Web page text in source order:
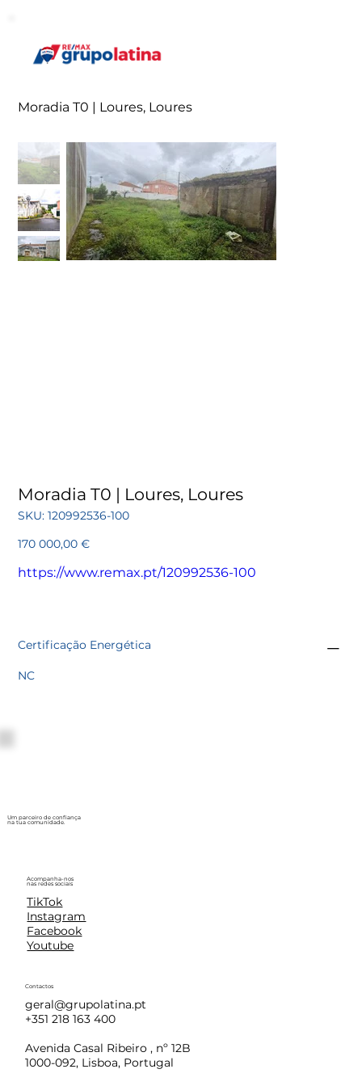
Moradia T0 | Loures, Loures
Moradia T0 | Loures, Loures
SKU: SKU
120992536-
120992536-100
Preço
170 000,00 €
https://www.remax.pt/120992536-100
Certificação Energética
NC
Um parceiro de confiança
na tua comunidade.
Acompanha-nos
nas redes sociais
TikTok
Instagram
Facebook
Youtube
Contactos
geral@grupolatina.pt
+351 218 163 400
Avenida Casal Ribeiro , nº 12B
1000-092, Lisboa, Portugal